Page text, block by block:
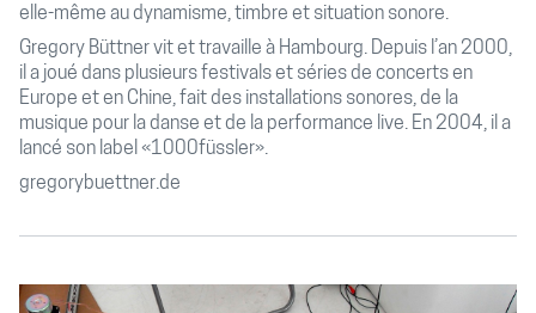
elle-même au dynamisme, timbre et situation sonore.
Gregory Büttner vit et travaille à Hambourg. Depuis l’an 2000,
il a joué dans plusieurs festivals et séries de concerts en
Europe et en Chine, fait des installations sonores, de la
musique pour la danse et de la performance live. En 2004, il a
lancé son label «1000füssler».
gregorybuettner.de